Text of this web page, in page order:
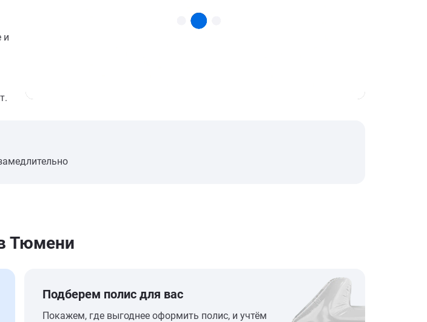
и
Тюмени
Подберем полис для вас
Покажем, где выгоднее оформить полис, и учтём